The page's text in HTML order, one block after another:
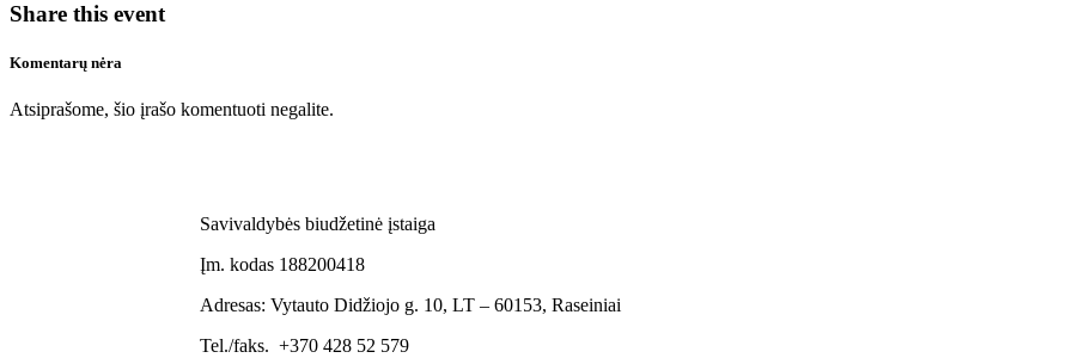
Share this event
Komentarų nėra
Atsiprašome, šio įrašo komentuoti negalite.
Savivaldybės biudžetinė įstaiga
Įm. kodas 188200418
Adresas: Vytauto Didžiojo g. 10, LT – 60153, Raseiniai
Tel./faks. +370 428 52 579